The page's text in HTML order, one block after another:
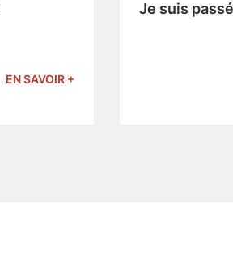
EN SAVOIR +
Je suis